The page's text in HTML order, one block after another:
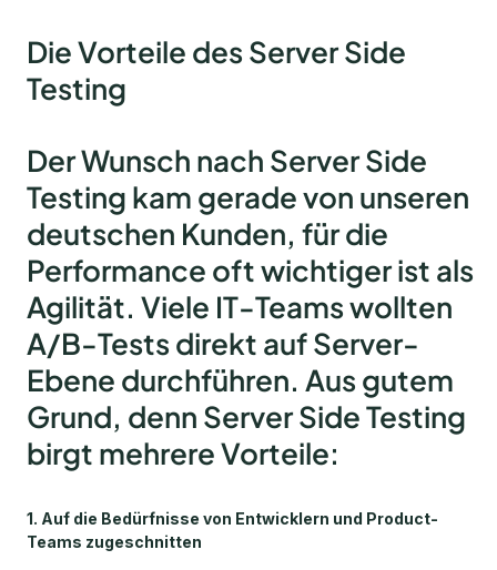
Die Vorteile des Server Side
Testing
Der Wunsch nach Server Side
Testing kam gerade von unseren
deutschen Kunden, für die
Performance oft wichtiger ist als
Agilität. Viele IT-Teams wollten
A/B-Tests direkt auf Server-
Ebene durchführen. Aus gutem
Grund, denn Server Side Testing
birgt mehrere Vorteile:
1. Auf die Bedürfnisse von Entwicklern und Product-
Teams zugeschnitten